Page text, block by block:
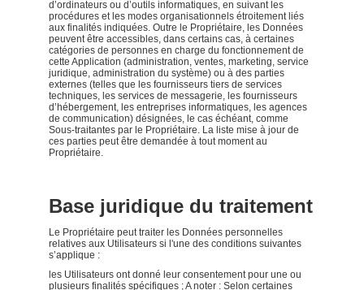
d’ordinateurs ou d’outils informatiques, en suivant les
procédures et les modes organisationnels étroitement liés
aux finalités indiquées. Outre le Propriétaire, les Données
peuvent être accessibles, dans certains cas, à certaines
catégories de personnes en charge du fonctionnement de
cette Application (administration, ventes, marketing, service
juridique, administration du système) ou à des parties
externes (telles que les fournisseurs tiers de services
techniques, les services de messagerie, les fournisseurs
d’hébergement, les entreprises informatiques, les agences
de communication) désignées, le cas échéant, comme
Sous-traitantes par le Propriétaire. La liste mise à jour de
ces parties peut être demandée à tout moment au
Propriétaire.
Base juridique du traitement
Le Propriétaire peut traiter les Données personnelles
relatives aux Utilisateurs si l'une des conditions suivantes
s’applique :
les Utilisateurs ont donné leur consentement pour une ou
plusieurs finalités spécifiques ; A noter : Selon certaines